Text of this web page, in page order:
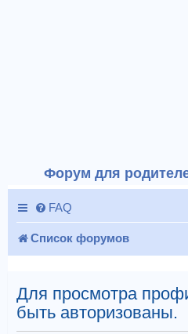
Форум для
FAQ
Список форумов
Для просмотра
быть авторизованы.